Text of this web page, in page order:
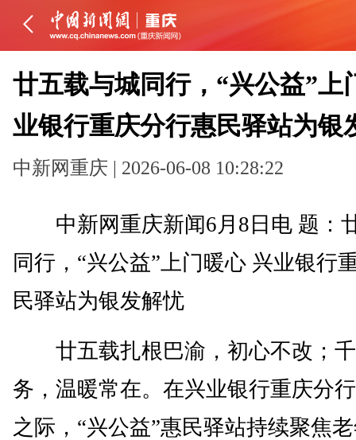
廿五载与城同行，“兴公益”上
业银行重庆分行惠民驿站为银
中新网重庆 | 2026-06-08 10:28:22
中新网重庆新闻6月8日电 题：
同行，“兴公益”上门暖心 兴业银行
民驿站为银发解忧
廿五载扎根巴渝，初心不改；千
务，温暖常在。在兴业银行重庆分
之际，“兴公益”惠民驿站持续聚焦